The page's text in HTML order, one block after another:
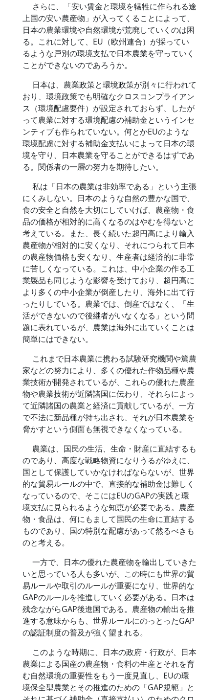
さらに、「安い賃金と環境を犠牲に作られる途
上国の安い農産物」が入ってくることによって、
日本の農業環境や自然環境が荒廃していくのは困
る。これに対して、EU（欧州連合）が採ってい
るような戸別の環境支払で日本農業を守っていく
ことができないのであろうか。
日本は、農業政策と環境政策が別々に行われて
おり、環境政策でも明確なクロスコンプライアン
ス（環境配慮要件）が設定されておらず、したが
って農業に対する環境配慮の補助金というインセ
ンティブも作られていない。何とかEUのような
環境配慮に対する補助金支払いによって日本の環
境を守り、日本農業を守ることができるはずであ
る。関係者の一層の努力を期待したい。
私は「日本の農業は非効率である」という主張
にくみしない。日本のような自然の豊かな国で、
食の安全と自然を大切にしていけば、農産物・食
品の価格が相対的に高くなるのはやむを得ないと
考えている。また、長く続いた超円高により輸入
農産物が相対的に安くなり、それにつられて日本
の農産物価格も安くなり、生産者は経済的に非常
に苦しくなっている。これは、中小企業の作る工
業製品も同じような影響を受けており、超円高に
より多くの中小企業が倒産したり、海外に出て行
ったりしている。農業では、倒産ではなく、「生
活ができないので後継者がいなくなる」という問
題に表れているが、農業は海外に出ていくことは
簡単にはできない。
これまで日本農業に携わる試験研究機関や篤農
家などの努力により、多くの優れた作物品種や農
業技術が開発されているが、これらの優れた農産
物や農業技術が近隣諸国に伝わり、それらによっ
て近隣諸国の農業と経済に貢献しているが、一方
で不法に新品種が持ち出され、それが日本農業を
脅かすという側面も無視できなくなっている。
農業は、国民の生活、生命・財産に直結するも
のであり、高度な戦略物資になりうるがゆえに、
国として保護していかなければならないが、世界
的な貿易ルールの中で、直接的な補助金は難しく
なっているので、そこにはEUのGAPの実践と環
境支払に見られるような知恵が必要である。農産
物・食品は、何にもまして国民の生命に直結する
ものであり、国の特別な配慮があって然るべきも
のと考える。
一方で、日本の優れた農産物を輸出していきた
いと思っている人も多いが、この時にも世界の貿
易ルールや取引のルールが重要になり、世界的な
GAPのルールを推進していく必要がある。日本は
残念ながらGAP後進国である。農産物の輸出を推
進する意味からも、世界ルールにのっとったGAP
の認証制度の普及が強く望まれる。
このような時期に、日本の政府・行政が、日本
農業による国産の農産物・食料の生産とそれを育
む自然環境の重要性をもう一度見直し、EUの環
境保全型農業とその推進のための「GAP規範」と